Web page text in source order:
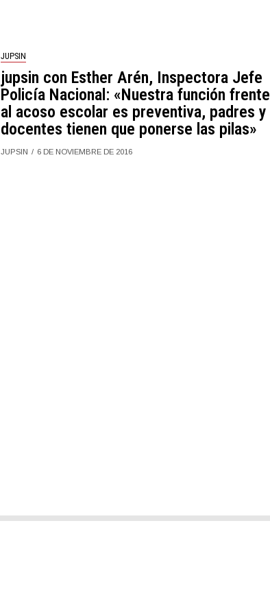
JUPSIN
jupsin con Esther Arén, Inspectora Jefe
Policía Nacional: «Nuestra función frente
al acoso escolar es preventiva, padres y
docentes tienen que ponerse las pilas»
JUPSIN 6 DE NOVIEMBRE DE 2016